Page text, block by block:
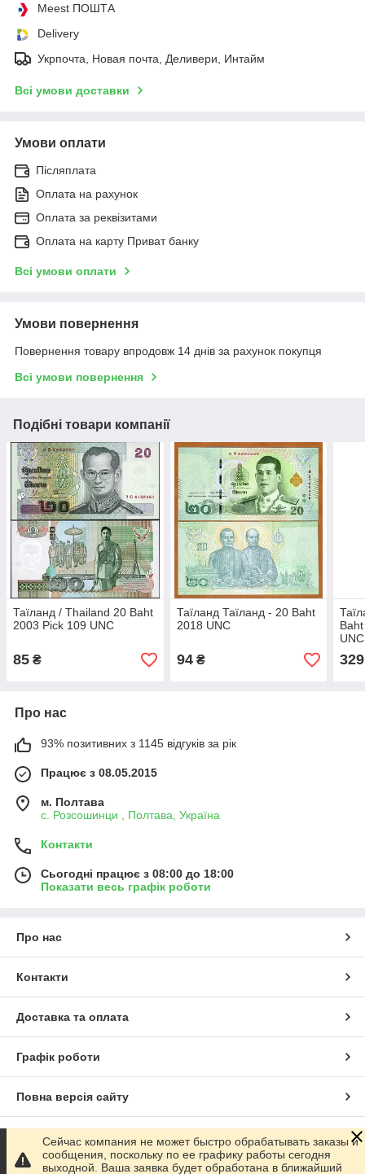
Meest ПОШТА
Delivery
Укрпочта, Новая почта, Деливери, Интайм
Всі умови доставки
Умови оплати
Післяплата
Оплата на рахунок
Оплата за реквізитами
Оплата на карту Приват банку
Всі умови оплати
Умови повернення
Повернення товару впродовж 14 днів за рахунок покупця
Всі умови повернення
Подібні товари компанії
Таїланд / Thailand 20 Baht
2003 Pick 109 UNC
85 ₴
Таїланд Таїланд - 20 Baht
2018 UNC
94₴
UNC
329
Про нас
93% позитивних з 1145 відгуків за рік
Працює з 08.05.2015
м. Полтава
с. Розсошинци , Полтава, Україна
Контакти
Сьогодні працює з 08:00 до 18:00
Показати весь графік роботи
Про нас
Контакти
Доставка та оплата
Графік роботи
Повна версія сайту
Сайт створено на маркетплейсі Prom.ua
Сейчас компания не может быстро обрабатывать заказы и
сообщения, поскольку по ее графику работы сегодня
выходной. Ваша заявка будет обработана в ближайший